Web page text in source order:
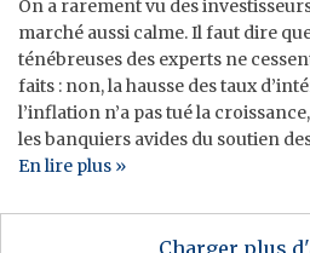
On a rarement vu des
marché aussi calme. Il faut dire
ténébreuses des experts ne
faits : non, la hausse des taux
l’inflation n’a pas tué la
les banquiers avides du soutien
En lire plus »